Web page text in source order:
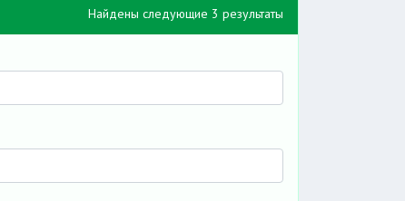
Найдены следующие 3 результаты